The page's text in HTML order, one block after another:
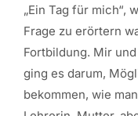
„Ein Tag für mich“,
Frage zu erörtern
Fortbildung. Mir
ging es darum,
bekommen, wie